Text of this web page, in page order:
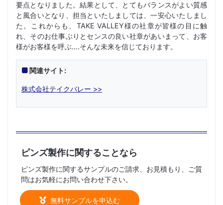
要点となりました。結果として、とてもバランスがよい質感
と風合いとなり、担当といたしましては、一安心いたしまし
た。これからも、TAKE VALLEY様の社章が皆様の目に触
れ、そのお仕事ぶりとセンスの良い社章があいまって、お客
様がお客様を呼ぶ….そんな未来を信じております。
関連サイト:
株式会社テイクバレー >>
ピンズ製作に関することなら
ピンズ製作に関するサンプルのご請求、お見積もり、ご質
問はお気軽にお問い合わせ下さい。
無料サンプルを申込む